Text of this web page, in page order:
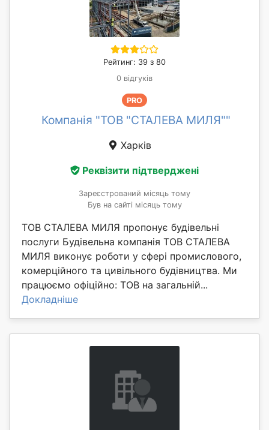
Рейтинг: 39 з 80
0 відгуків
PRO
Компанія "ТОВ "СТАЛЕВА МИЛЯ""
Харків
Реквізити підтверджені
Зареєстрований місяць тому
Був на сайті місяць тому
ТОВ СТАЛЕВА МИЛЯ пропонує будівельні
послуги Будівельна компанія ТОВ СТАЛЕВА
МИЛЯ виконує роботи у сфері промислового,
комерційного та цивільного будівництва. Ми
працюємо офіційно: ТОВ на загальній...
Докладніше